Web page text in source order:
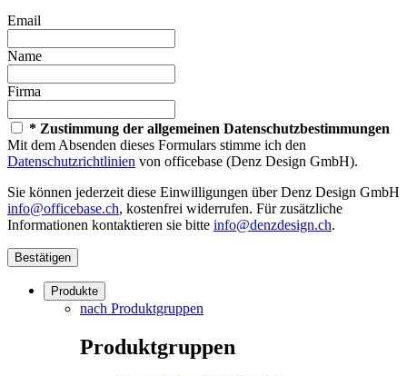
Email
Name
Firma
* Zustimmung der allgemeinen Datenschutzbestimmungen
Mit dem Absenden dieses Formulars stimme ich den
Datenschutzrichtlinien von officebase (Denz Design GmbH).
Sie können jederzeit diese Einwilligungen über Denz Design GmbH
info@officebase.ch, kostenfrei widerrufen. Für zusätzliche
Informationen kontaktieren sie bitte info@denzdesign.ch.
Bestätigen
Produkte
nach Produktgruppen
Produktgruppen